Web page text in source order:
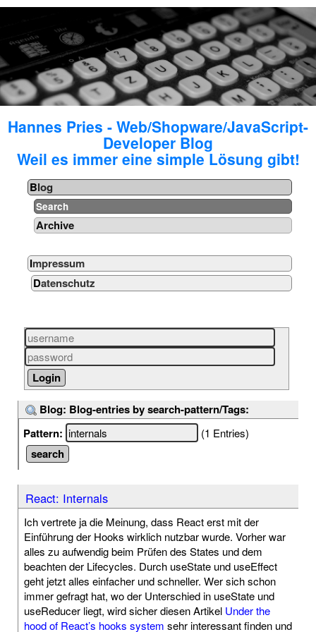
Hannes Pries - Web/Shopware/JavaScript-
Developer Blog
Weil es immer eine simple Lösung gibt!
Blog
Search
Archive
Impressum
Datenschutz
Blog: Blog-entries by search-pattern/Tags:
Pattern:
(1 Entries)
React: Internals
Ich vertrete ja die Meinung, dass React erst mit der
Einführung der Hooks wirklich nutzbar wurde. Vorher war
alles zu aufwendig beim Prüfen des States und dem
beachten der Lifecycles. Durch useState und useEffect
geht jetzt alles einfacher und schneller. Wer sich schon
immer gefragt hat, wo der Unterschied in useState und
useReducer liegt, wird sicher diesen Artikel Under the
hood of React’s hooks system sehr interessant finden und